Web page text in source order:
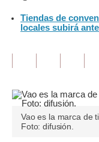
Editorial
Tendencias
Lujo
Tiendas de
locales subirá
Vao es la marca de
Foto: difusión.